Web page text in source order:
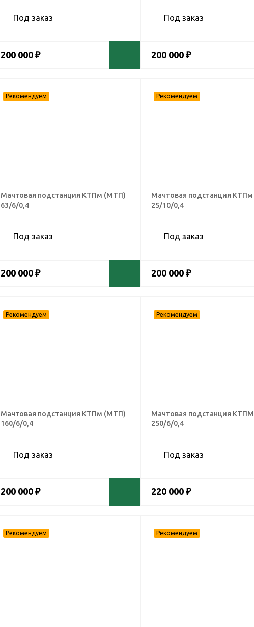
Под заказ
200 000 ₽
Под заказ
200 000 ₽
Мачтовая подстанция КТПм (МТП)
63/6/0,4
Под заказ
200 000 ₽
Мачтовая подстанция
25/10/0,4
Под заказ
200 000 ₽
Мачтовая подстанция КТПм (МТП)
160/6/0,4
Под заказ
200 000 ₽
Мачтовая подстанция
250/6/0,4
Под заказ
220 000 ₽